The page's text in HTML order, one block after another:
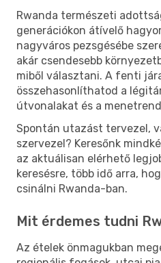
Rwanda természeti
generációkon átívelő
nagyváros pezsgésébe
akár csendesebb
miből választani. A fenti
összehasonlíthatod a
útvonalakat és a
Spontán utazást tervezel,
szervezel? Keresőnk
az aktuálisan elérhető
keresésre, több idő arra,
csinálni Rwanda-ban.
Mit érdemes tudni
Az ételek önmagukban